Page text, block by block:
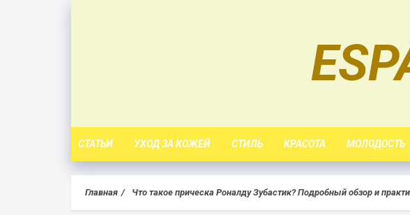
СТАТЬИ УХОД ЗА КОЖЕЙ СТИЛЬ КРАСОТА МОЛОДОСТЬ
Главная Что такое прическа Роналду Зубастик? Подробный обзор и